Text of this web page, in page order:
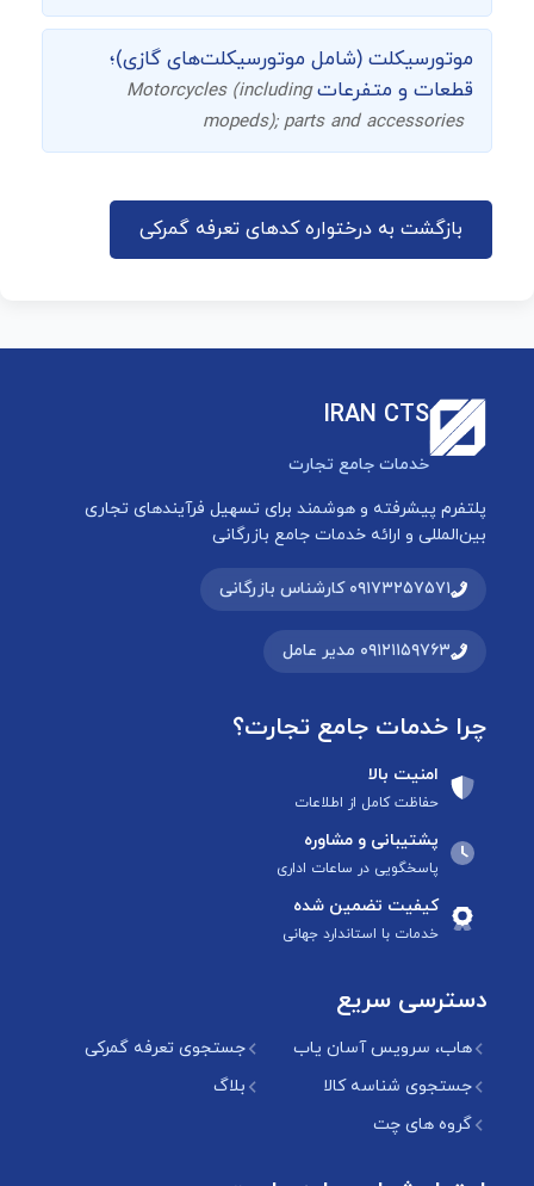
موتورسیکلت (شامل موتورسیکلت‌های گازی)؛
قطعات و متفرعاتMotorcycles (including
mopeds); parts and accessories
بازگشت به درختواره کدهای تعرفه گمرکی
IRAN CTS
خدمات جامع تجارت
پلتفرم پیشرفته و هوشمند برای تسهیل فرآیندهای تجاری
بین‌المللی و ارائه خدمات جامع بازرگانی
۰۹۱۷۳۲۵۷۵۷۱ کارشناس بازرگانی
۰۹۱۲۱۱۵۹۷۶۳ مدیر عامل
چرا خدمات جامع تجارت؟
امنیت بالا
حفاظت کامل از اطلاعات
پشتیبانی و مشاوره
پاسخگویی در ساعات اداری
کیفیت تضمین شده
خدمات با استاندارد جهانی
دسترسی سریع
هاب، سرویس آسان یاب
جستجوی تعرفه گمرکی
جستجوی شناسه کالا
بلاگ
گروه های چت